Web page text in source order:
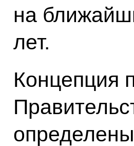
на
лет.
Концепция